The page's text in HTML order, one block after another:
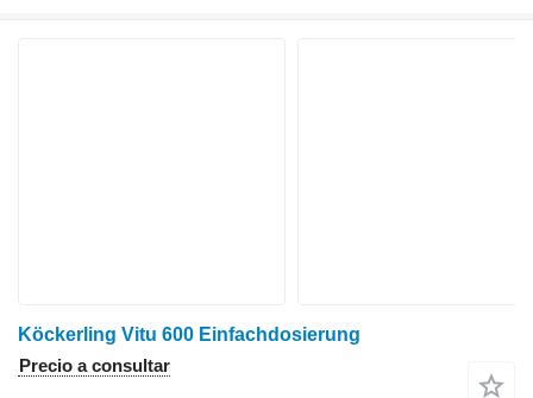
Köckerling Vitu 600 Einfachdosierung
Precio a consultar